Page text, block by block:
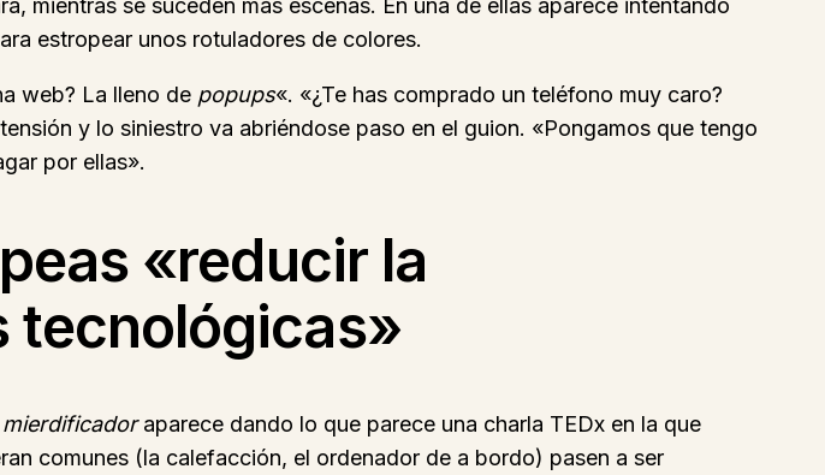
mientras se suceden más escenas. En una de ellas aparece intentando
estropear unos rotuladores de colores.
web? La lleno de popups«. «¿Te has comprado un teléfono muy caro?
y lo siniestro va abriéndose paso en el guion. «Pongamos que tengo
por ellas».
«reducir la
tecnológicas»
mierdificadoraparece dando lo que parece una charla TEDx en la que
comunes (la calefacción, el ordenador de a bordo) pasen a ser